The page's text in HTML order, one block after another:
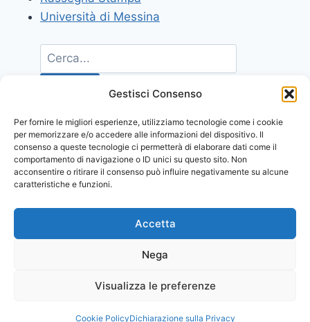
Gestisci Consenso
Per fornire le migliori esperienze, utilizziamo tecnologie come i cookie
per memorizzare e/o accedere alle informazioni del dispositivo. Il
consenso a queste tecnologie ci permetterà di elaborare dati come il
comportamento di navigazione o ID unici su questo sito. Non
acconsentire o ritirare il consenso può influire negativamente su alcune
caratteristiche e funzioni.
Accetta
Nega
Visualizza le preferenze
Cookie PolicyDichiarazione sulla Privacy
Università di Messina
© 2026 Comunicati Stampa | Powered by